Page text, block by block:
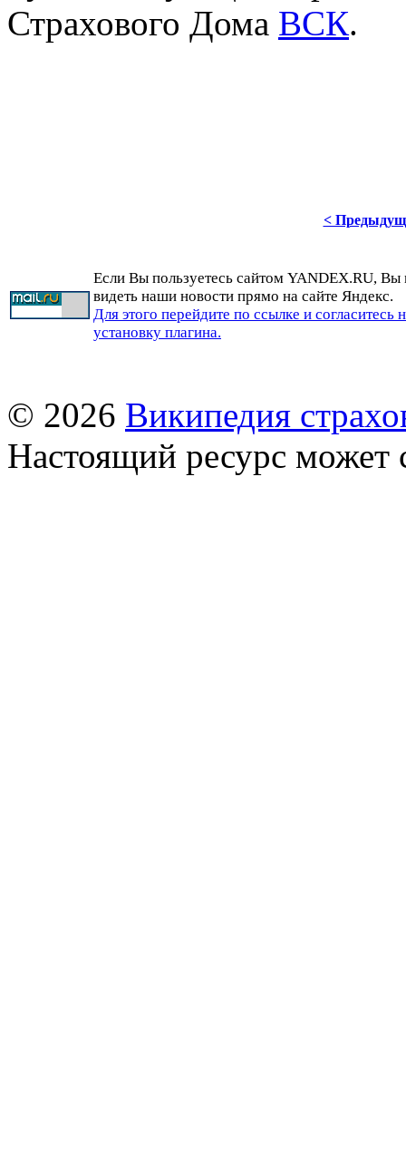
Страхового Дома ВСК.
<
Если Вы пользуетесь сайтом YANDEX.RU, Вы
видеть наши новости прямо на сайте Яндекс.
Для этого перейдите по ссылке и согласитесь
установку плагина.
© 2026 Википедия
Настоящий ресурс может